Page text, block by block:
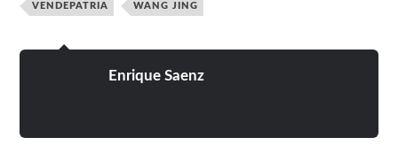
VENDEPATRIA WANG JING
Enrique Saenz